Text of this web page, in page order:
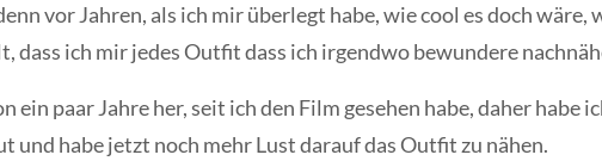
vor Jahren, als ich mir überlegt habe, wie cool es doch
dass ich mir jedes Outfit dass ich irgendwo bewundere
ein paar Jahre her, seit ich den Film gesehen habe, daher habe
und habe jetzt noch mehr Lust darauf das Outfit zu nähen.